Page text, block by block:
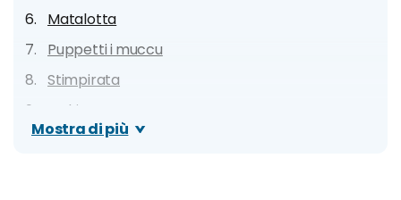
Matalotta
Puppetti i muccu
Stimpirata
Gghiotta
Vavaluci
Mostra di più